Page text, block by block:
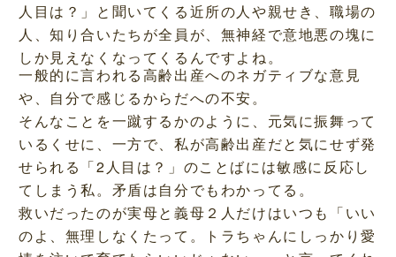
人目は？」と聞いてくる近所の人や親せき、職場の
人、知り合いたちが全員が、無神経で意地悪の塊に
しか見えなくなってくるんですよね。
一般的に言われる高齢出産へのネガティブな意見
や、自分で感じるからだへの不安。
そんなことを一蹴するかのように、元気に振舞って
いるくせに、一方で、私が高齢出産だと気にせず発
せられる「2人目は？」のことばには敏感に反応し
てしまう私。矛盾は自分でもわかってる。
救いだったのが実母と義母２人だけはいつも「いい
のよ、無理しなくたって。トラちゃんにしっかり愛